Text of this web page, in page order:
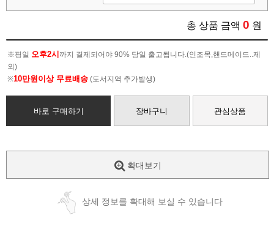
총 상품 금액 0 원
※평일 오후2시 까지 결제되어야 90% 당일 출고됩니다.(인조목,핸드메이드..제
외)
※10만원이상 무료배송 (도서지역 추가발생)
바로 구매하기 장바구니 관심상품
확대보기
상세 정보를 확대해 보실 수 있습니다